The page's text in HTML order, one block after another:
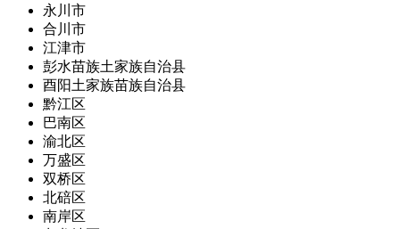
永川市
合川市
江津市
彭水苗族土家族自治县
酉阳土家族苗族自治县
黔江区
巴南区
渝北区
万盛区
双桥区
北碚区
南岸区